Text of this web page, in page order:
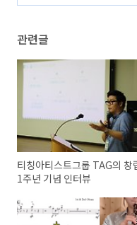
관련글
티칭아티스트그룹 TAG의 창
1주년 기념 인터뷰